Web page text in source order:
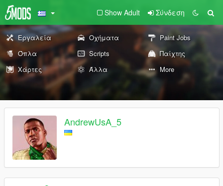
Show Adult Σύνδεση
Εργαλεία Οχήματα
Paint Jobs
Όπλα
Scripts
Παίχτης
Χάρτες
Άλλα More
AndrewUsA_5